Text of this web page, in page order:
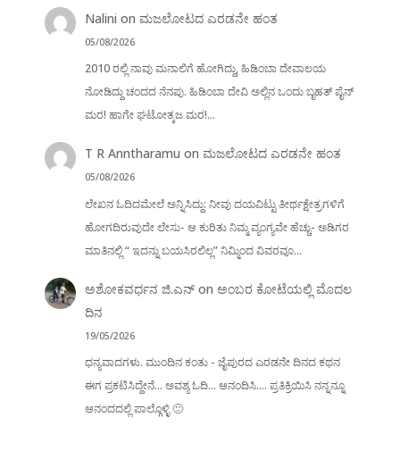
Nalini onಮಜಲೋಟದ ಎರಡನೇ ಹಂತ
05/08/2026
2010 ರಲ್ಲಿ ನಾವು ಮನಾಲಿಗೆ ಹೋಗಿದ್ದು, ಹಿಡಿಂಬಾ ದೇವಾಲಯ
ನೋಡಿದ್ದು ಚಂದದ ನೆನಪು. ಹಿಡಿಂಬಾ ದೇವಿ ಅಲ್ಲಿನ ಒಂದು ಬೃಹತ್ ಪೈನ್
ಮರ! ಹಾಗೇ ಘಟೋತ್ಕಜ ಮರ!…
T R Anntharamu onಮಜಲೋಟದ ಎರಡನೇ ಹಂತ
05/08/2026
ಲೇಖನ ಓದಿದಮೇಲೆ ಅನ್ನಿಸಿದ್ದು: ನೀವು ದಯವಿಟ್ಟು ತೀರ್ಥಕ್ಷೇತ್ರಗಳಿಗೆ
ಹೋಗದಿರುವುದೇ ಲೇಸು- ಆ ಕುರಿತು ನಿಮ್ಮ ವ್ಯಂಗ್ಯವೇ ಹೆಚ್ಚು- ಅಡಿಗರ
ಮಾತಿನಲ್ಲಿ “ ಇದನ್ನು ಬಯಸಿರಲಿಲ್ಲ” ನಿಮ್ಮಿಂದ ವಿವರವೂ…
ಅಶೋಕವರ್ಧನ ಜಿ.ಎನ್ onಅಂಬರ ಕೋಟೆಯಲ್ಲಿ ಮೊದಲ
ದಿನ
19/05/2026
ಧನ್ಯವಾದಗಳು. ಮುಂದಿನ ಕಂತು - ಜೈಪುರದ ಎರಡನೇ ದಿನದ ಕಥನ
ಈಗ ಪ್ರಕಟಿಸಿದ್ದೇನೆ... ಅವಶ್ಯ ಓದಿ... ಆನಂದಿಸಿ.... ಪ್ರತಿಕ್ರಿಯಿಸಿ ನನ್ನನ್ನೂ
ಆನಂದದಲ್ಲಿ ಪಾಲ್ಗೊಳ್ಳಿ 🙂